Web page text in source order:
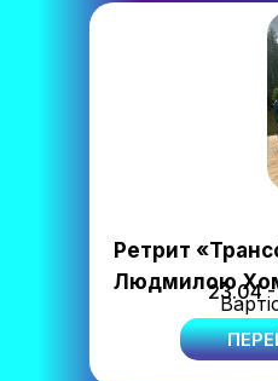
Ретрит
Людмилою23.04